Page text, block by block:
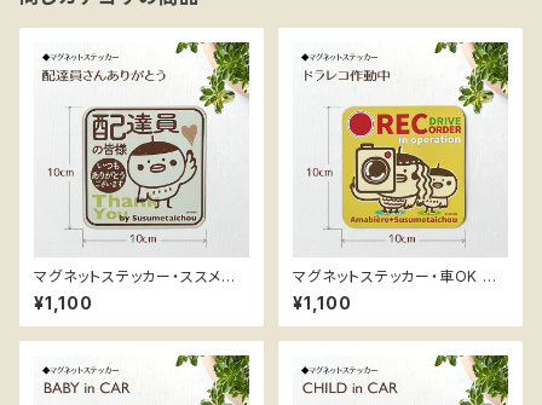
マグネットステッカー・ススメ隊
長 ＊配達員さんありがとう
¥1,100
マグネットステッカー・車OK ス
スメ隊長 ＊ドラレコ作動中
¥1,100